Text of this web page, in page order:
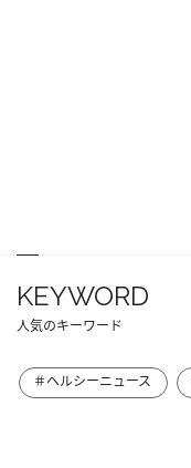
KEYWORD
人気のキーワード
＃ヘルシーニュース